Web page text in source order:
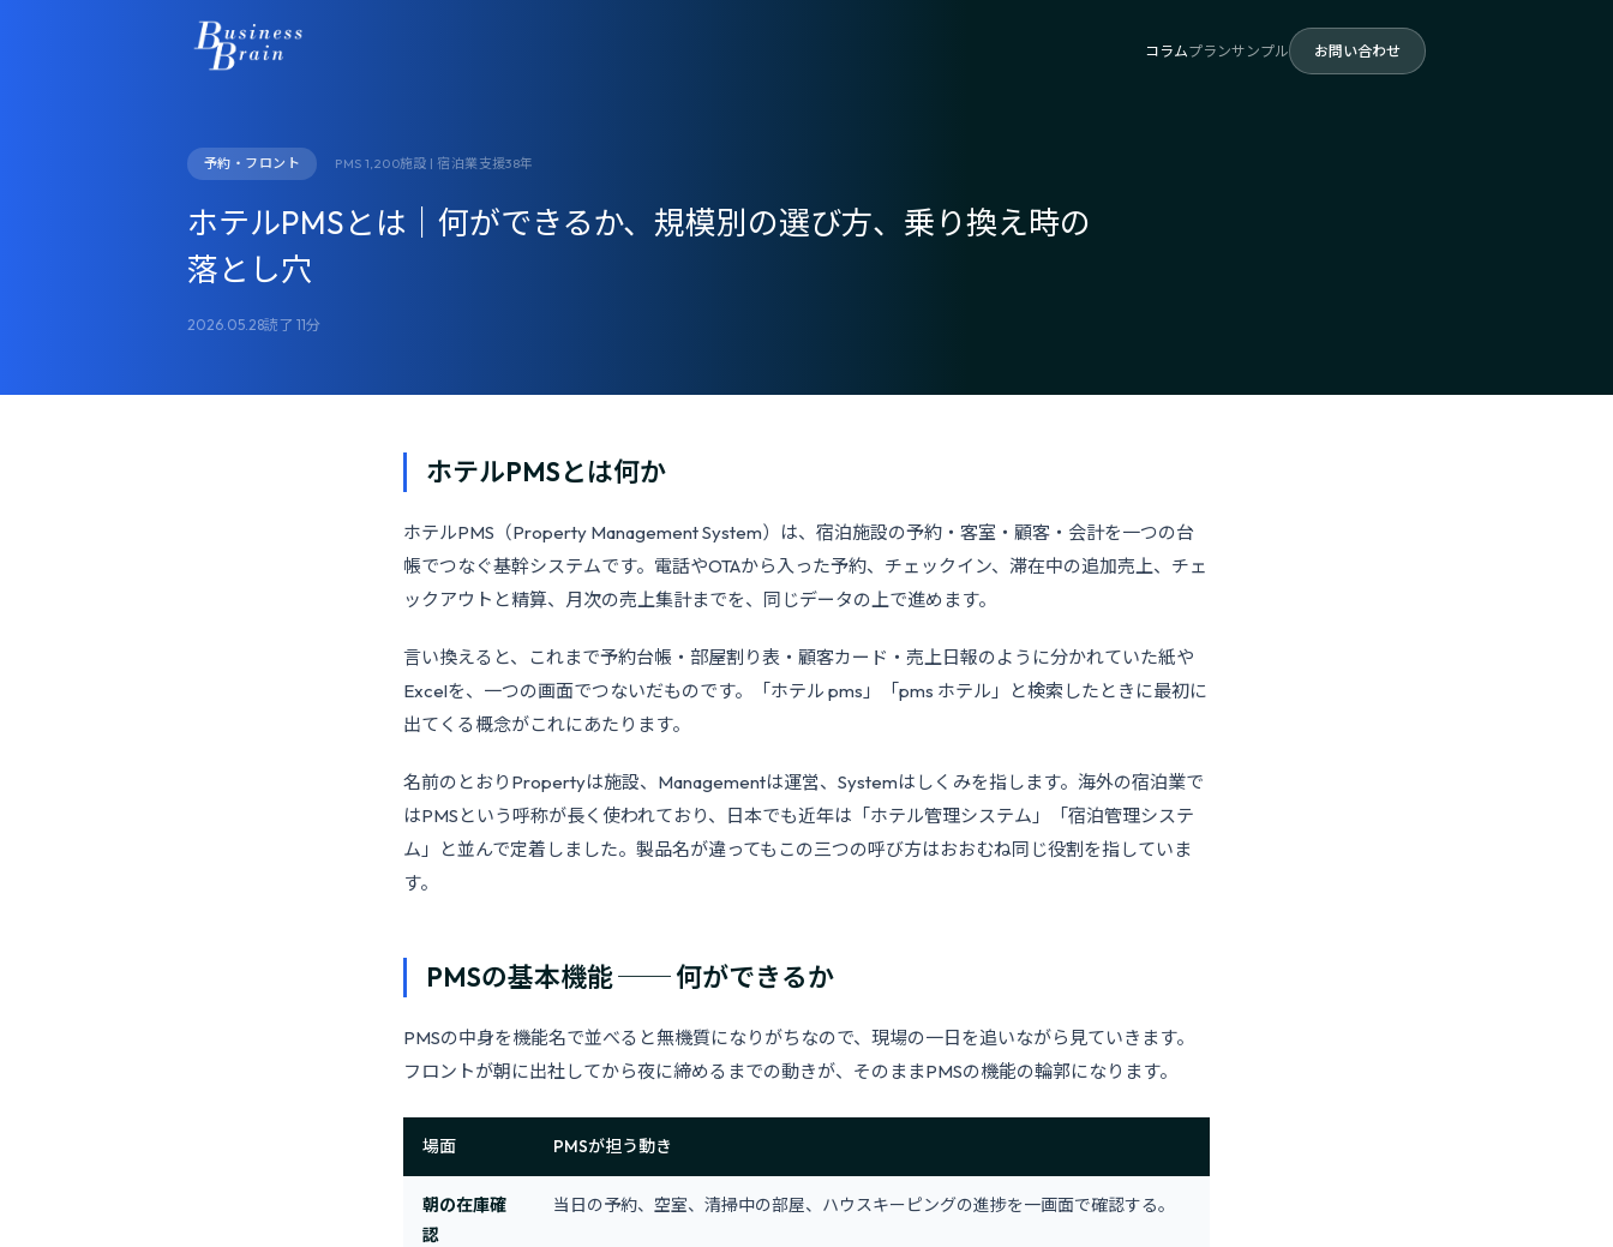
コラムプランサンプル お問い合わせ
予約・フロント PMS 1,200施設 | 宿泊業支援38年
ホテルPMSとは｜何ができるか、規模別の選び方、乗り換え時の
落とし穴
2026.05.28読了 11分
ホテルPMSとは何か
ホテルPMS（Property Management System）は、宿泊施設の予約・客室・顧客・会計を一つの台
帳でつなぐ基幹システムです。電話やOTAから入った予約、チェックイン、滞在中の追加売上、チェ
ックアウトと精算、月次の売上集計までを、同じデータの上で進めます。
言い換えると、これまで予約台帳・部屋割り表・顧客カード・売上日報のように分かれていた紙や
Excelを、一つの画面でつないだものです。「ホテル pms」「pms ホテル」と検索したときに最初に
出てくる概念がこれにあたります。
名前のとおりPropertyは施設、Managementは運営、Systemはしくみを指します。海外の宿泊業で
はPMSという呼称が長く使われており、日本でも近年は「ホテル管理システム」「宿泊管理システ
ム」と並んで定着しました。製品名が違ってもこの三つの呼び方はおおむね同じ役割を指していま
す。
PMSの基本機能 ── 何ができるか
PMSの中身を機能名で並べると無機質になりがちなので、現場の一日を追いながら見ていきます。
フロントが朝に出社してから夜に締めるまでの動きが、そのままPMSの機能の輪郭になります。
場面 PMSが担う動き
朝の在庫確
認
当日の予約、空室、清掃中の部屋、ハウスキーピングの進捗を一画面で確認する。